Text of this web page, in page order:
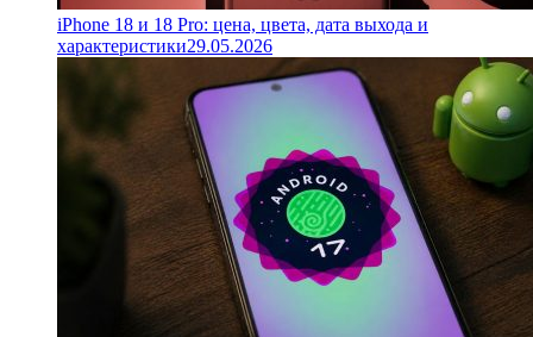
iPhone 18 и 18 Pro: цена, цвета, дата выхода и
характеристики29.05.2026